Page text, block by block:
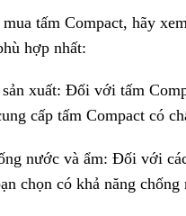
tấm Compact, hãy
hợp nhất:
xuất: Đối với tấm
cấp tấm Compact có
nước và ẩm: Đối với
chọn có khả năng